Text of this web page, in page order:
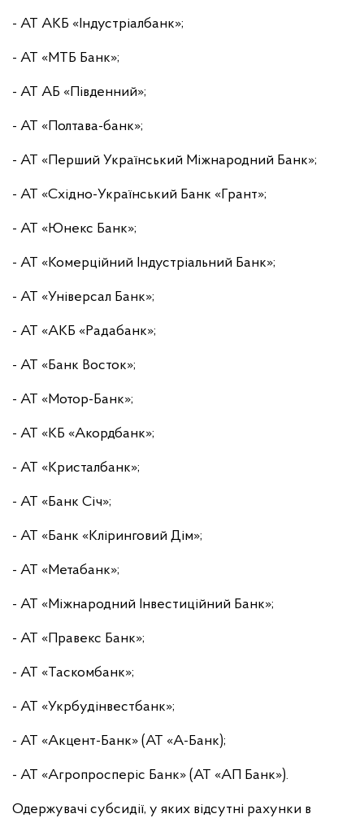
- АТ АКБ «Індустріалбанк»;
- АТ «МТБ Банк»;
- АТ АБ «Південний»;
- АТ «Полтава-банк»;
- АТ «Перший Український Міжнародний Банк»;
- АТ «Східно-Український Банк «Грант»;
- АТ «Юнекс Банк»;
- АТ «Комерційний Індустріальний Банк»;
- АТ «Універсал Банк»;
- АТ «АКБ «Радабанк»;
- АТ «Банк Восток»;
- АТ «Мотор-Банк»;
- АТ «КБ «Акордбанк»;
- АТ «Кристалбанк»;
- АТ «Банк Січ»;
- АТ «Банк «Кліринговий Дім»;
- АТ «Метабанк»;
- АТ «Міжнародний Інвестиційний Банк»;
- АТ «Правекс Банк»;
- АТ «Таскомбанк»;
- АТ «Укрбудінвестбанк»;
- АТ «Акцент-Банк» (АТ «А-Банк);
- АТ «Агропросперіс Банк» (АТ «АП Банк»).
Одержувачі субсидії, у яких відсутні рахунки в